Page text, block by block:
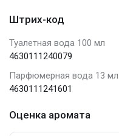
Штрих-код
Туалетная вода 100 мл
4630111240079
Парфюмерная вода 13 мл
4630111241601
Оценка аромата